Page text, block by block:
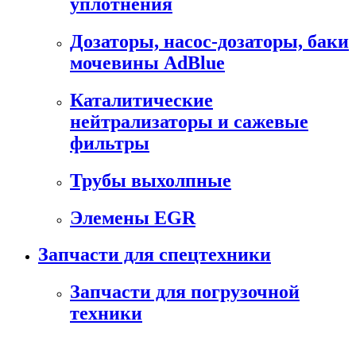
Дозаторы, насос-дозаторы, баки
мочевины AdBlue
Каталитические
нейтрализаторы и сажевые
фильтры
Трубы выхолпные
Элемены EGR
Запчасти для спецтехники
Запчасти для погрузочной
техники